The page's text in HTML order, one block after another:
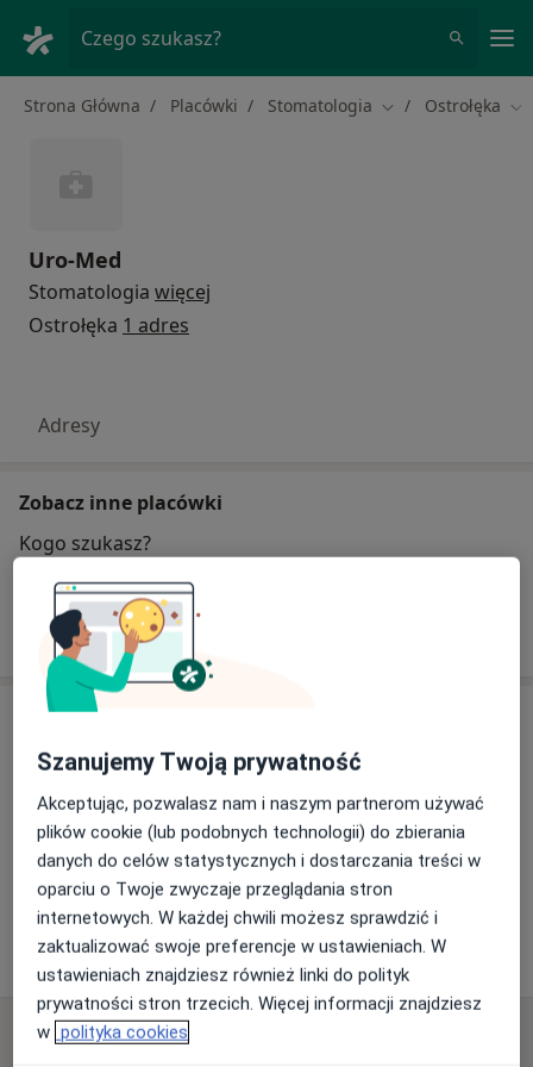
Czego szukasz?
Strona Główna Placówki Stomatologia Zmień miasto
Ostrołęka
Uro-Med
Stomatologia więcej
Ostrołęka 1 adres
Adresy
Zobacz inne placówki
Kogo szukasz?
Chirurg
Szukaj innej specjalizacji
Adres
Powiększ mapę
Uro-Med
Hallera 13, 07-410 Ostrołęka
Najczęściej zadawane pytania
Szanujemy Twoją prywatność
Akceptując, pozwalasz nam i naszym partnerom używać
plików cookie (lub podobnych technologii) do zbierania
danych do celów statystycznych i dostarczania treści w
oparciu o Twoje zwyczaje przeglądania stron
internetowych. W każdej chwili możesz sprawdzić i
zaktualizować swoje preferencje w ustawieniach. W
ustawieniach znajdziesz również linki do polityk
prywatności stron trzecich. Więcej informacji znajdziesz
w polityka cookies